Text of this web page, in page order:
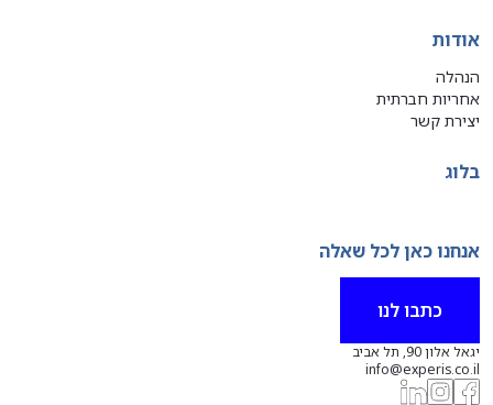
אודות
הנהלה
אחריות חברתית
יצירת קשר
בלוג
אנחנו כאן לכל שאלה
כתבו לנו
יגאל אלון 90, תל אביב
info@experis.co.il